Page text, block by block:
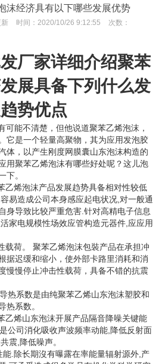
沫经济具有以下哪些发展优势
时间： 2020/10/26 9:12:55 次数：
厂家详细介绍聚苯
展具备下列什么发
势优点
可能不清楚，但他说道聚苯乙烯泡沫，
它是一个轻量高聚物，其为应用发泡胶
体，以产生刚度网膜囊山东泡沫构造的
用聚苯乙烯泡沫有哪些好处呢？这儿泡
下。
乙烯泡沫产品发展趋势具备相对性较低
易造成公司本身感应起电状况,对一般通
身导致比较严重危害.针对高精电子信息
家电规模性场效应管构造元器件,应应用
载荷。 聚苯乙烯泡沫包裝产品在承担冲
据迟缓和缩小，使外部卡路里消耗和消
慢慢停止冲击性载荷，具备不错的抗震
热系数是由纯聚苯乙烯山东泡沫塑胶和
热系数。
乙烯山东泡沫开展产品隔音降噪关键能
公司消化吸收声波频率动能,降低反射面
震,降低噪声。
.除长期沒有曝露在率能量辐射源外,产